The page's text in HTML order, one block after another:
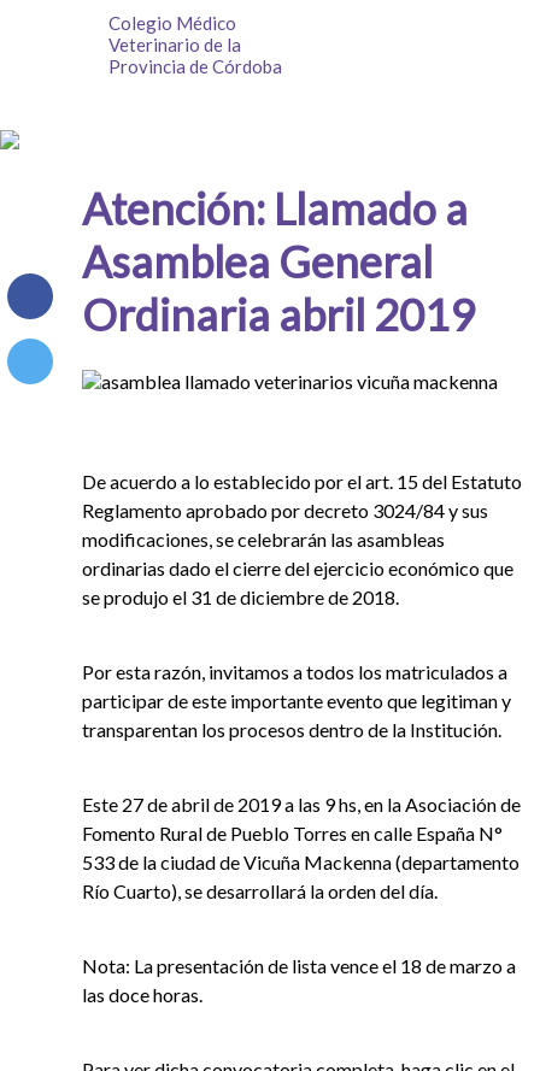
Colegio Médico
Veterinario de la
Provincia de Córdoba
Atención: Llamado a
Asamblea General
Ordinaria abril 2019
De acuerdo a lo establecido por el art. 15 del Estatuto
Reglamento aprobado por decreto 3024/84 y sus
modificaciones, se celebrarán las asambleas
ordinarias dado el cierre del ejercicio económico que
se produjo el 31 de diciembre de 2018.
Por esta razón, invitamos a todos los matriculados a
participar de este importante evento que legitiman y
transparentan los procesos dentro de la Institución.
Este 27 de abril de 2019 a las 9 hs, en la Asociación de
Fomento Rural de Pueblo Torres en calle España N°
533 de la ciudad de Vicuña Mackenna (departamento
Río Cuarto), se desarrollará la orden del día.
Nota: La presentación de lista vence el 18 de marzo a
las doce horas.